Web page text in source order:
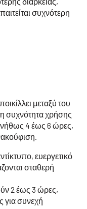
συχνότερη
μεταξύ του
συχνότητα χρήσης
4 έως 6 ώρες,
ευεργετικό
σταθερή
2 έως 3 ώρες,
για συνεχή